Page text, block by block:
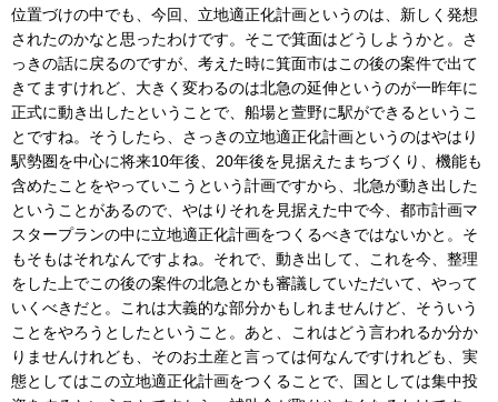
位置づけの中でも、今回、立地適正化計画というのは、新しく発想
されたのかなと思ったわけです。そこで箕面はどうしようかと。さ
っきの話に戻るのですが、考えた時に箕面市はこの後の案件で出て
きてますけれど、大きく変わるのは北急の延伸というのが一昨年に
正式に動き出したということで、船場と萱野に駅ができるというこ
とですね。そうしたら、さっきの立地適正化計画というのはやはり
駅勢圏を中心に将来10年後、20年後を見据えたまちづくり、機能も
含めたことをやっていこうという計画ですから、北急が動き出した
ということがあるので、やはりそれを見据えた中で今、都市計画マ
スタープランの中に立地適正化計画をつくるべきではないかと。そ
もそもはそれなんですよね。それで、動き出して、これを今、整理
をした上でこの後の案件の北急とかも審議していただいて、やって
いくべきだと。これは大義的な部分かもしれませんけど、そういう
ことをやろうとしたということ。あと、これはどう言われるか分か
りませんけれども、そのお土産と言っては何なんですけれども、実
態としてはこの立地適正化計画をつくることで、国としては集中投